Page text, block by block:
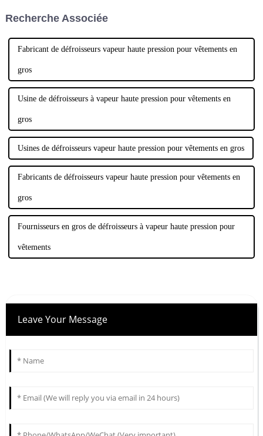
Recherche Associée
Fabricant de défroisseurs vapeur haute pression pour vêtements en
gros
Usine de défroisseurs à vapeur haute pression pour vêtements en
gros
Usines de défroisseurs vapeur haute pression pour vêtements en gros
Fabricants de défroisseurs vapeur haute pression pour vêtements en
gros
Fournisseurs en gros de défroisseurs à vapeur haute pression pour
vêtements
Leave Your Message